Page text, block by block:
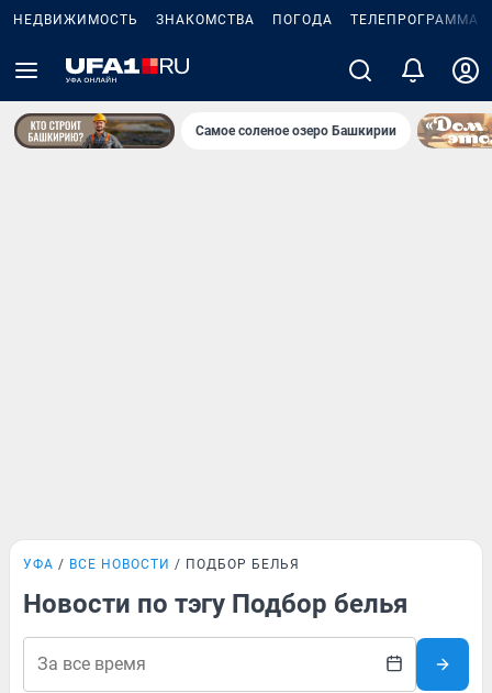
НЕДВИЖИМОСТЬ ЗНАКОМСТВА ПОГОДА ТЕЛЕПРОГРАММА
Самое соленое озеро Башкирии
УФА ВСЕ НОВОСТИ ПОДБОР БЕЛЬЯ
Новости по тэгу Подбор белья